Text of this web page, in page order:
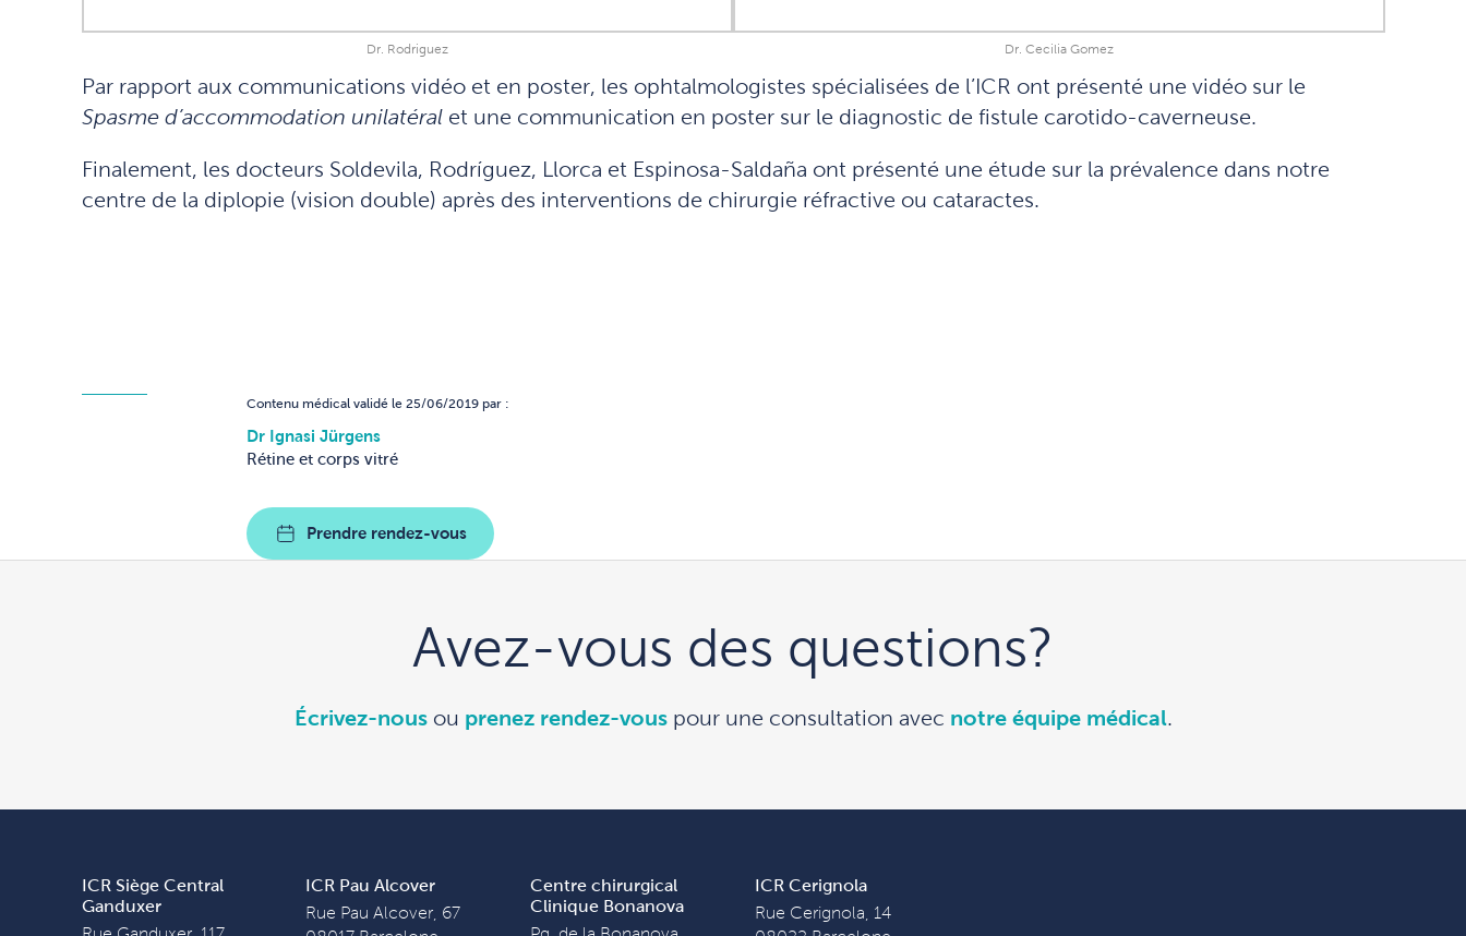
Dr. Rodriguez Dr. Cecilia Gomez
Par rapport aux communications vidéo et en poster, les ophtalmologistes spécialisées de l’ICR ont présenté une vidéo sur le
Spasme d’accommodation unilatéral et une communication en poster sur le diagnostic de fistule carotido-caverneuse.
Finalement, les docteurs Soldevila, Rodríguez, Llorca et Espinosa-Saldaña ont présenté une étude sur la prévalence dans notre
centre de la diplopie (vision double) après des interventions de chirurgie réfractive ou cataractes.
Contenu médical validé le 25/06/2019 par :
Dr Ignasi Jürgens
Rétine et corps vitré
Prendre rendez-vous
Avez-vous des questions?
Écrivez-nousou prenez rendez-vouspour une consultation avec notre équipe médical.
ICR Siège Central
Ganduxer
ICR Pau Alcover
Rue Pau Alcover, 67
Centre chirurgical
Clinique Bonanova
ICR Cerignola
Rue Cerignola, 14